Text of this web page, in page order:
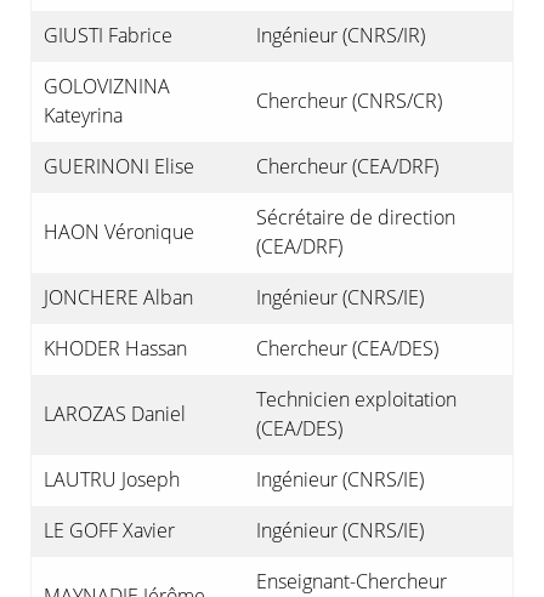
GIUSTI Fabrice
Ingénieur (CNRS/IR)
GOLOVIZNINA
Kateyrina
Chercheur (CNRS/CR)
GUERINONI Elise Chercheur (CEA/DRF)
HAON Véronique
Sécrétaire de direction
(CEA/DRF)
JONCHERE Alban
Ingénieur (CNRS/IE)
KHODER Hassan
Chercheur (CEA/DES)
LAROZAS Daniel
Technicien exploitation
(CEA/DES)
LAUTRU Joseph
Ingénieur (CNRS/IE)
LE GOFF Xavier
Ingénieur (CNRS/IE)
Enseignant-Chercheur